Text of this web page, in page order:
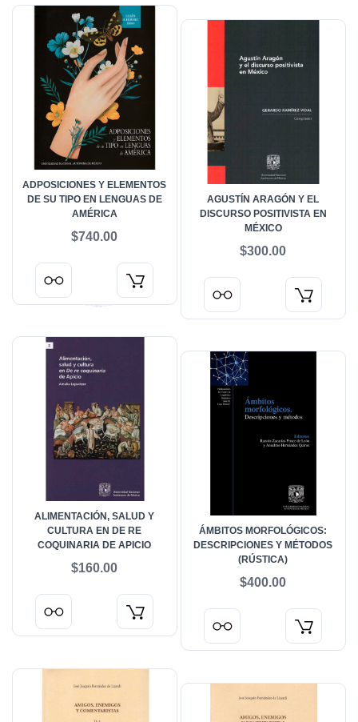
ADPOSICIONES Y ELEMENTOS
DE SU TIPO EN LENGUAS DE
AMÉRICA
$740.00
AGUSTÍN ARAGÓN Y EL
DISCURSO POSITIVISTA EN
MÉXICO
$300.00
ALIMENTACIÓN, SALUD Y
CULTURA EN DE RE
COQUINARIA DE APICIO
$160.00
ÁMBITOS MORFOLÓGICOS:
DESCRIPCIONES Y MÉTODOS
(RÚSTICA)
$400.00